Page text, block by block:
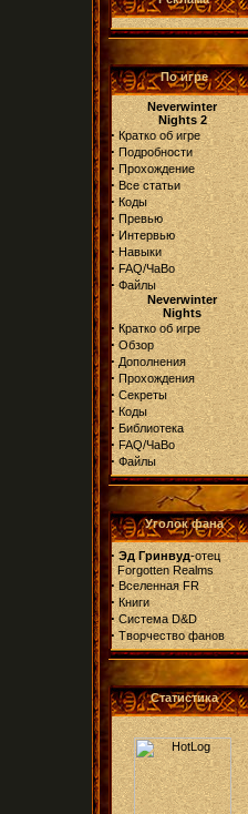
По игре
Neverwinter
Nights 2
· Кратко об игре
· Подробности
· Прохождение
· Все статьи
· Коды
· Превью
· Интервью
· Навыки
· FAQ/ЧаВо
· Файлы
Neverwinter
Nights
· Кратко об игре
· Обзор
· Дополнения
· Прохождения
· Секреты
· Коды
· Библиотека
· FAQ/ЧаВо
· Файлы
Уголок фана
· Эд Гринвуд-отец
Forgotten Realms
· Вселенная FR
· Книги
· Система D&D
· Творчество фанов
Статистика